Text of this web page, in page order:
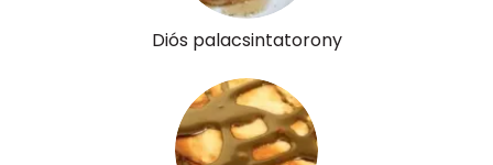
Diós palacsintatorony